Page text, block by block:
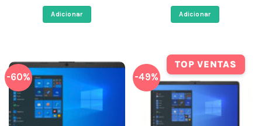
era:
842,00 €.
Adicionar
era:
899,00 €.
Adicionar
-60% -49%
TOP VENTAS